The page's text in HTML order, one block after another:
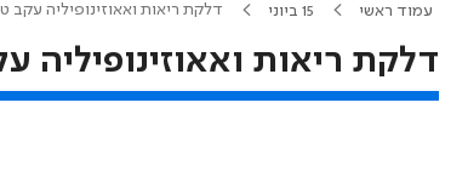
עמוד ראשי 15 ביוני דלקת ריאות ואאוזינופיליה עקב
דלקת ריאות ואאוזינופיליה